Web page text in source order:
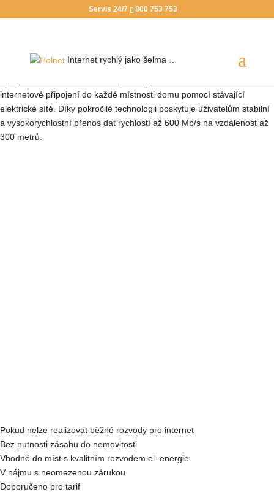
Servis 24/7 800 753 753
Internet rychlý jako šelma …
Wi-Fi pokrytí
internetové připojení do každé místnosti domu pomocí stávající
elektrické sítě. Díky pokročilé technologii poskytuje uživatelům stabilní
a vysokorychlostní přenos dat rychlostí až 600 Mb/s na vzdálenost až
300 metrů.
Pokud nelze realizovat běžné rozvody pro internet
Bez nutnosti zásahu do nemovitosti
Vhodné do míst s kvalitním rozvodem el. energie
V nájmu s neomezenou zárukou
Doporučeno pro tarif